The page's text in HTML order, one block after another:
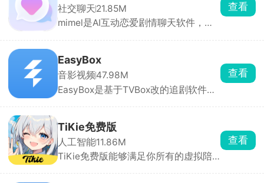
社交聊天21.85M
mimel是AI互动恋爱剧情聊天软件，角
点开就能一对一私聊。也可以自定义创
建专属AI，从零打造专属虚拟伴侣，所
有互动剧情全由你掌控。
查看
EasyBox
音影视频47.98M
EasyBox是基于TVBox改的追剧软件，
线路超方便，高清蓝光随便看，还能投
屏、离线下载。找剧快、更新及时，追
剧党必备。
查看
TiKie免费版
人工智能11.86M
TiKie免费版能够满足你所有的虚拟陪
查看